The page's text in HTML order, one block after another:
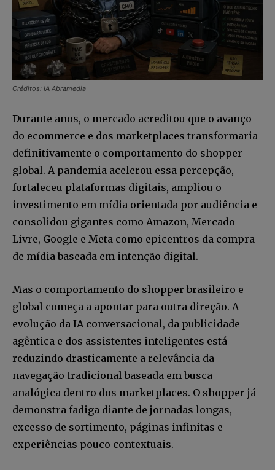
Créditos: IA Abramedia
Durante anos, o mercado acreditou que o avanço
do ecommerce e dos marketplaces transformaria
definitivamente o comportamento do shopper
global. A pandemia acelerou essa percepção,
fortaleceu plataformas digitais, ampliou o
investimento em mídia orientada por audiência e
consolidou gigantes como Amazon, Mercado
Livre, Google e Meta como epicentros da compra
de mídia baseada em intenção digital.
Mas o comportamento do shopper brasileiro e
global começa a apontar para outra direção. A
evolução da IA conversacional, da publicidade
agêntica e dos assistentes inteligentes está
reduzindo drasticamente a relevância da
navegação tradicional baseada em busca
analógica dentro dos marketplaces. O shopper já
demonstra fadiga diante de jornadas longas,
excesso de sortimento, páginas infinitas e
experiências pouco contextuais.